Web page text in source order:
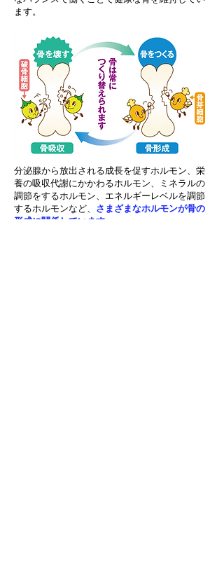
ます。
分泌腺から放出される成長を促すホルモン、栄
養の吸収代謝にかかわるホルモン、ミネラルの
調節をするホルモン、エネルギーレベルを調節
するホルモンなど、 さまざまなホルモンが骨の
形成に関係しています